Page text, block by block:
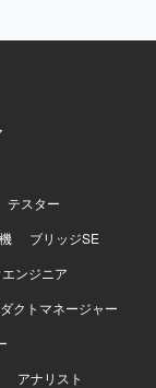
バーサイド
etc..
テスター
ブリッジSE
ンジニア
クトマネージャー
アナリスト